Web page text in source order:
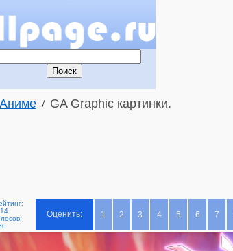
Аниме / GA Graphic картинки.
Оценить: 1 2 3 4 5 6 7